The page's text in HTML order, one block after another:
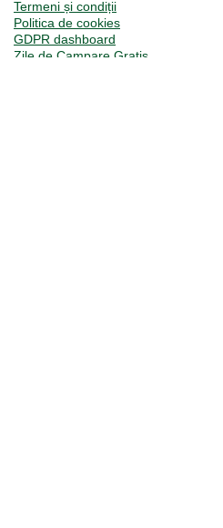
Termeni și condiții
Politica de cookies
GDPR dashboard
Zile de Campare Gratis